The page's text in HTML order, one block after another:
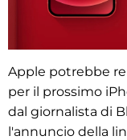
Apple potrebbe
per il prossimo
dal giornalista di
l'annuncio della